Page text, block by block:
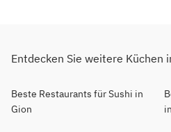
Entdecken Sie weitere Küchen
Beste Restaurants für Sushi in
Gion